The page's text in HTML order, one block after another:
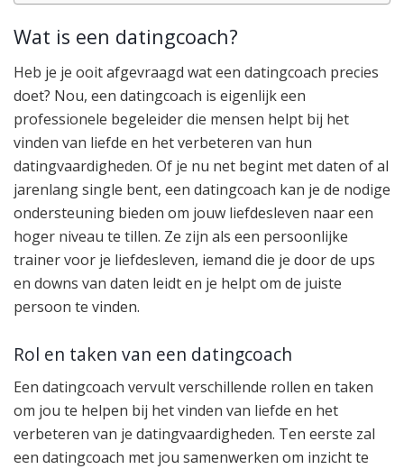
Wat is een datingcoach?
Heb je je ooit afgevraagd wat een datingcoach precies
doet? Nou, een datingcoach is eigenlijk een
professionele begeleider die mensen helpt bij het
vinden van liefde en het verbeteren van hun
datingvaardigheden. Of je nu net begint met daten of al
jarenlang single bent, een datingcoach kan je de nodige
ondersteuning bieden om jouw liefdesleven naar een
hoger niveau te tillen. Ze zijn als een persoonlijke
trainer voor je liefdesleven, iemand die je door de ups
en downs van daten leidt en je helpt om de juiste
persoon te vinden.
Rol en taken van een datingcoach
Een datingcoach vervult verschillende rollen en taken
om jou te helpen bij het vinden van liefde en het
verbeteren van je datingvaardigheden. Ten eerste zal
een datingcoach met jou samenwerken om inzicht te